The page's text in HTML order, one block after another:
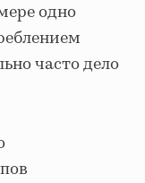
одно
часто дело